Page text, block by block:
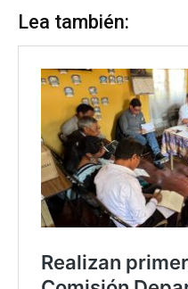
Lea también: